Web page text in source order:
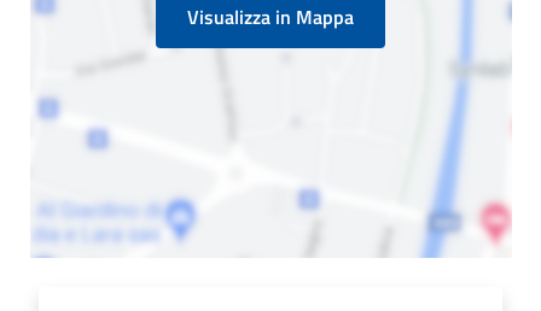
Visualizza in Mappa